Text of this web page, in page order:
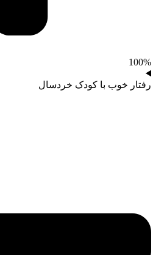
100%
رفتار خوب با کودک خردسال